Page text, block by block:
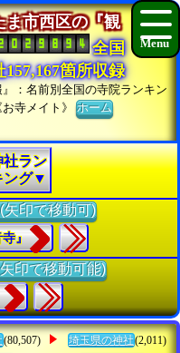
ま市西区の『観
全国
箇所収録
』：名前別全国の寺院ランキン
お寺メイト》ホーム
社ラン
ング▼
矢印で移動可)
寺』
印で移動可能)
(80,507) 埼玉県の神社(2,011)